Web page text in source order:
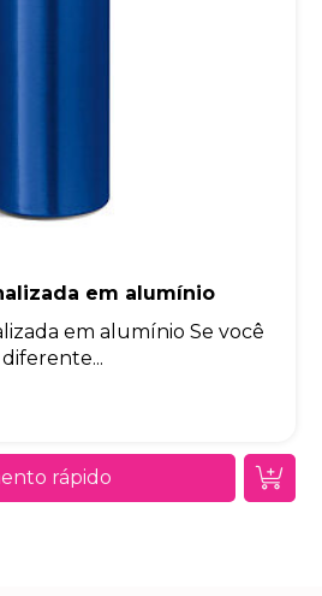
em alumínio
em alumínio Se você
rápido